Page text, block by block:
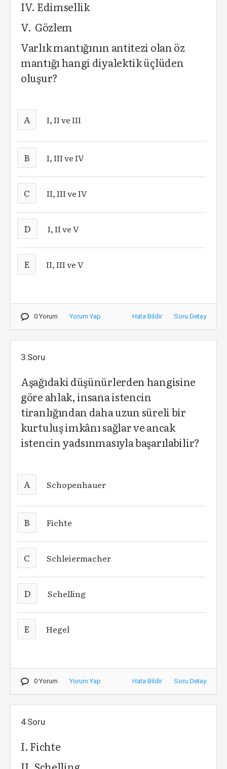
IV. Edimsellik
V. Gözlem
Varlık mantığının antitezi olan öz
mantığı hangi diyalektik üçlüden
oluşur?
A I, II ve III
B I, III ve IV
C II, III ve IV
D I, II ve V
E II, III ve V
0 Yorum Yorum Yap Hata Bildir Soru Detay
3.Soru
Aşağıdaki düşünürlerden hangisine
göre ahlak, insana istencin
tiranlığından daha uzun süreli bir
kurtuluş imkânı sağlar ve ancak
istencin yadsınmasıyla başarılabilir?
A Schopenhauer
B Fichte
C Schleiermacher
D Schelling
E Hegel
0 Yorum Yorum Yap Hata Bildir Soru Detay
4.Soru
I. Fichte